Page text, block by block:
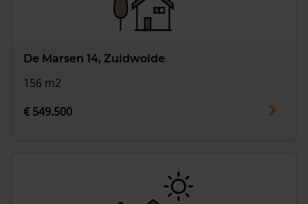
De Marsen 14, Zuidwolde
156 m2
€ 549.500